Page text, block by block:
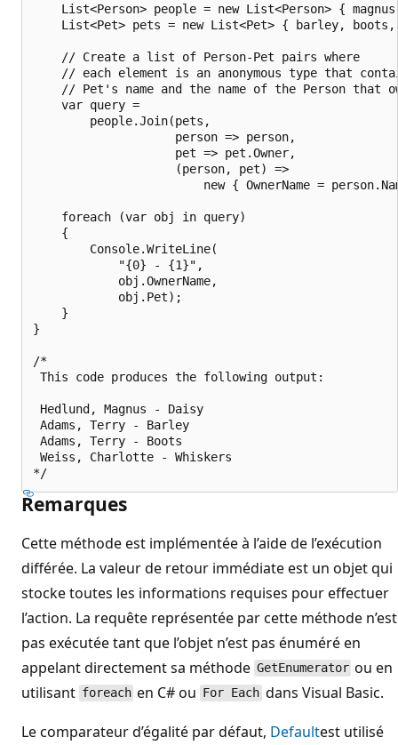
List<Person> people = new List<Person> {
List<Pet> pets = new List<Pet> { barley,
    // Create a list of Person-Pet pairs where
// each element is an anonymous type that
// Pet's name and the name of the Person that
    var query =
        people.Join(pets,
                    person => person,
                    pet => pet.Owner,
                    (person, pet) =>
new { OwnerName =
    foreach (var obj in query)
    {
        Console.WriteLine(
            "{0} - {1}",
            obj.OwnerName,
            obj.Pet);
    }
}
/*
This code produces the following output:
Hedlund, Magnus - Daisy
Adams, Terry - Barley
Adams, Terry - Boots
Weiss, Charlotte - Whiskers
Remarques
Cette méthode est implémentée à l’aide de l’exécution
différée. La valeur de retour immédiate est un objet qui
stocke toutes les informations requises pour effectuer
l’action. La requête représentée par cette méthode n’est
pas exécutée tant que l’objet n’est pas énuméré en
appelant directement sa méthode GetEnumerator ou en
utilisant foreach en C# ou For Each dans Visual Basic.
Le comparateur d’égalité par défaut, Defaultest utilisé